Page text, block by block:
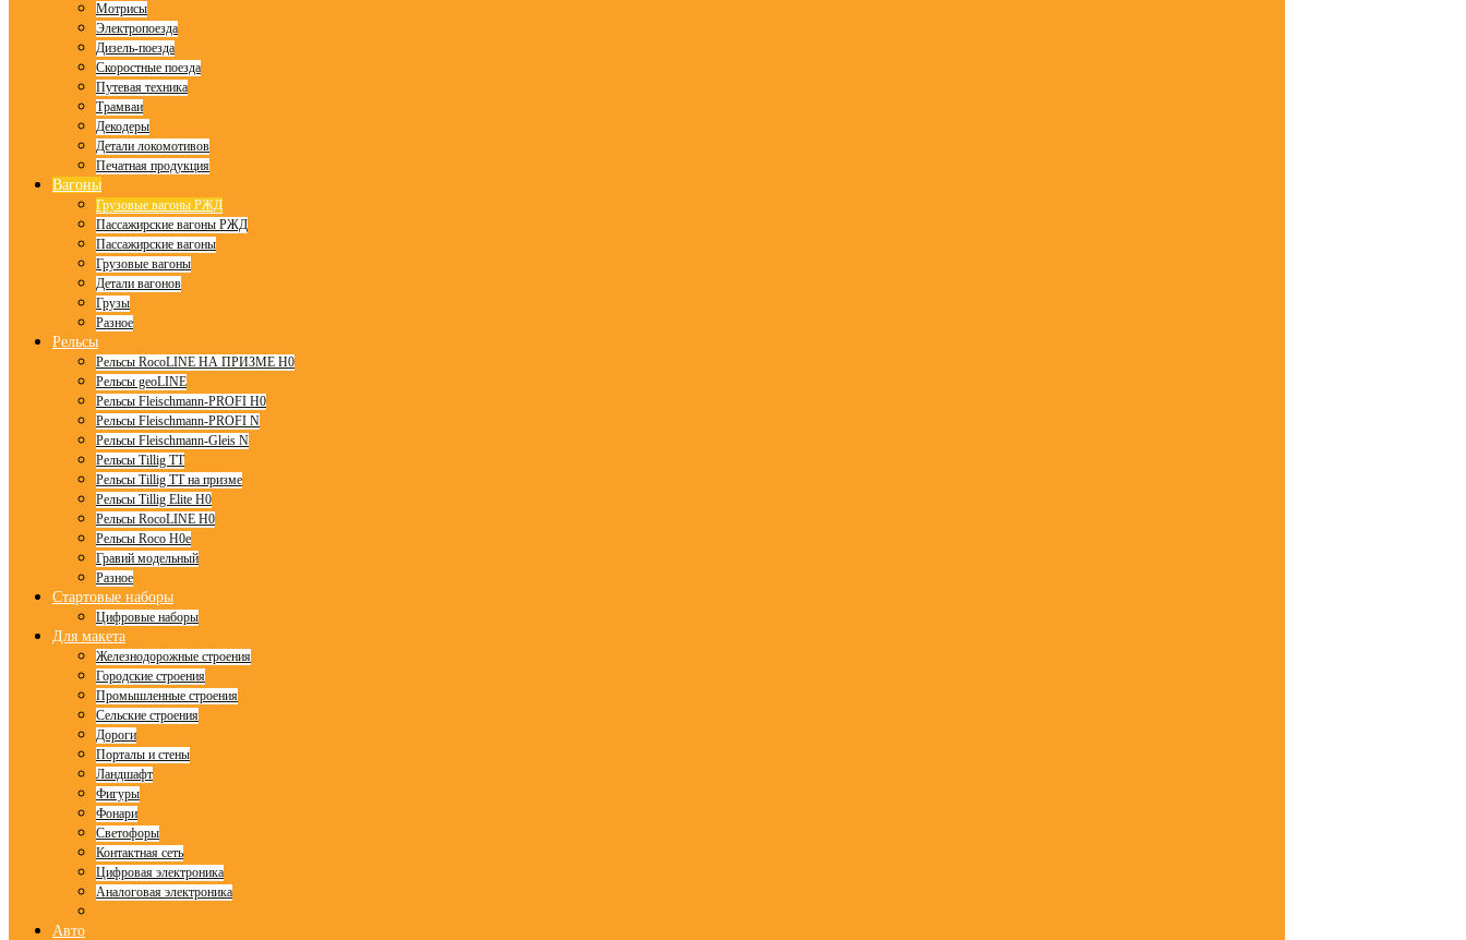
Мотрисы
Электропоезда
Дизель-поезда
Скоростные поезда
Путевая техника
Трамваи
Декодеры
Детали локомотивов
Печатная продукция
Вагоны
Грузовые вагоны РЖД
Пассажирские вагоны РЖД
Пассажирские вагоны
Грузовые вагоны
Детали вагонов
Грузы
Разное
Рельсы
Рельсы RocoLINE НА ПРИЗМЕ H0
Рельсы geoLINE
Рельсы Fleischmann-PROFI H0
Рельсы Fleischmann-PROFI N
Рельсы Fleischmann-Gleis N
Рельсы Tillig TT
Рельсы Tillig TT на призме
Рельсы Tillig Elite H0
Рельсы RocoLINE H0
Рельсы Roco H0e
Гравий модельный
Разное
Стартовые наборы
Цифровые наборы
Для макета
Железнодорожные строения
Городские строения
Промышленные строения
Сельские строения
Дороги
Порталы и стены
Ландшафт
Фигуры
Фонари
Светофоры
Контактная сеть
Цифровая электроника
Аналоговая электроника
Авто